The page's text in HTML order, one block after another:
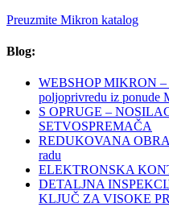
Preuzmite Mikron katalog
Blog:
WEBSHOP MIKRON –
poljoprivredu iz ponude
S OPRUGE –
SETVOSPREMAČA
REDUKOVANA
radu
ELEKTRONSKA
DETALJNA
KLJUČ ZA VISOKE